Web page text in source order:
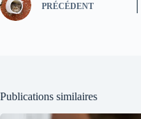
PRÉCÉDENT
Publications similaires